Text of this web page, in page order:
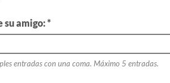
su amigo: *
entradas con una coma. Máximo 5 entradas.